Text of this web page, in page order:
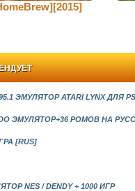
ЭМУЛЯТОР ATARI LYNX ДЛЯ
ЭМУЛЯТОР+36 РОМОВ НА
[RUS]
NES / DENDY + 1000 ИГР